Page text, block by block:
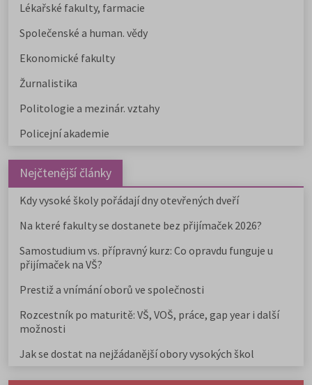
Lékařské fakulty, farmacie
Společenské a human. vědy
Ekonomické fakulty
Žurnalistika
Politologie a mezinár. vztahy
Policejní akademie
Nejčtenější články
Kdy vysoké školy pořádají dny otevřených dveří
Na které fakulty se dostanete bez přijímaček 2026?
Samostudium vs. přípravný kurz: Co opravdu funguje u
přijímaček na VŠ?
Prestiž a vnímání oborů ve společnosti
Rozcestník po maturitě: VŠ, VOŠ, práce, gap year i další
možnosti
Jak se dostat na nejžádanější obory vysokých škol